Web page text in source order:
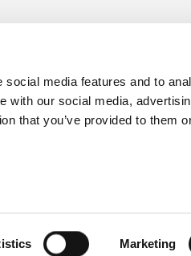
media features and to
with our social media,
that you’ve provided to them
Marketing